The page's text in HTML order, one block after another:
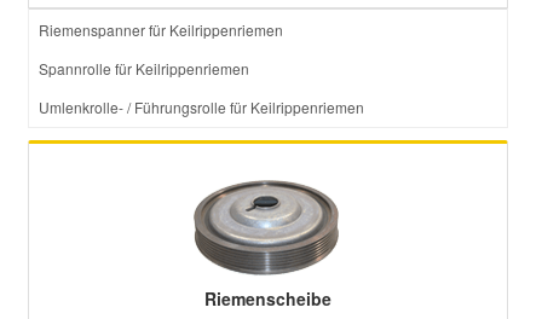
Riemenspanner für Keilrippenriemen
Spannrolle für Keilrippenriemen
Umlenkrolle- / Führungsrolle für Keilrippenriemen
Riemenscheibe